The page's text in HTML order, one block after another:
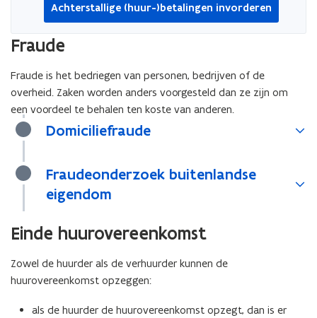
Achterstallige (huur-)betalingen invorderen
Fraude
Fraude is het bedriegen van personen, bedrijven of de
overheid. Zaken worden anders voorgesteld dan ze zijn om
een voordeel te behalen ten koste van anderen.
Domiciliefraude
Fraudeonderzoek buitenlandse
eigendom
Einde huurovereenkomst
Zowel de huurder als de verhuurder kunnen de
huurovereenkomst opzeggen:
als de huurder de huurovereenkomst opzegt, dan is er